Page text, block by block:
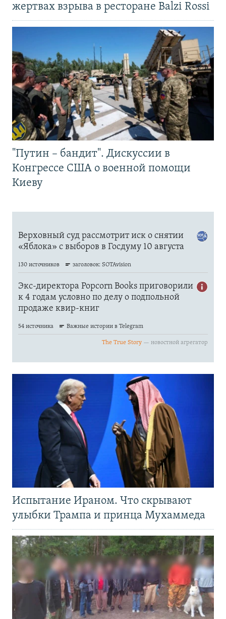
жертвах взрыва в ресторане Balzi Rossi
"Путин – бандит". Дискуссии в
Конгрессе США о военной помощи
Киеву
Испытание Ираном. Что скрывают
улыбки Трампа и принца Мухаммеда